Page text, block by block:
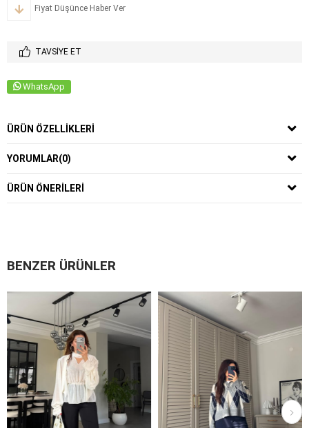
Fiyat Düşünce Haber Ver
TAVSIYE ET
WhatsApp
ÜRÜN ÖZELLIKLERI
YORUMLAR(0)
ÜRÜN ÖNERILERI
BENZER ÜRÜNLER